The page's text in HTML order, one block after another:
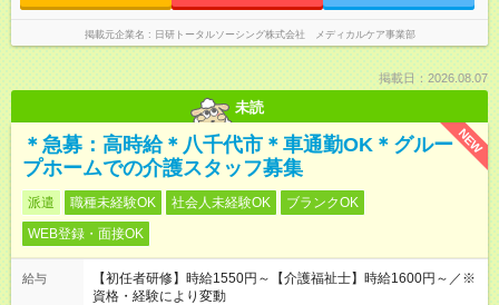
掲載元企業名 日研トータルソーシング株式会社 メディカルケア事業部
掲載日：2026.08.07
未読
NEW
＊急募：高時給＊八千代市＊車通勤OK＊グルー
プホームでの介護スタッフ募集
派遣 職種未経験OK 社会人未経験OK
ブランクOK
WEB登録・面接OK
給与
【初任者研修】時給1550円～【介護福祉士】時給1600円～／※
資格・経験により変動